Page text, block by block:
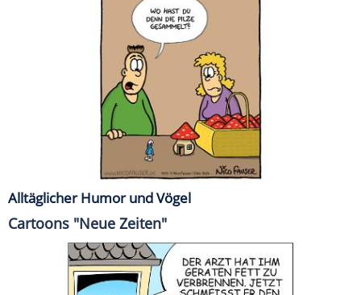
Alltäglicher Humor und Vögel
Cartoons "Neue Zeiten"